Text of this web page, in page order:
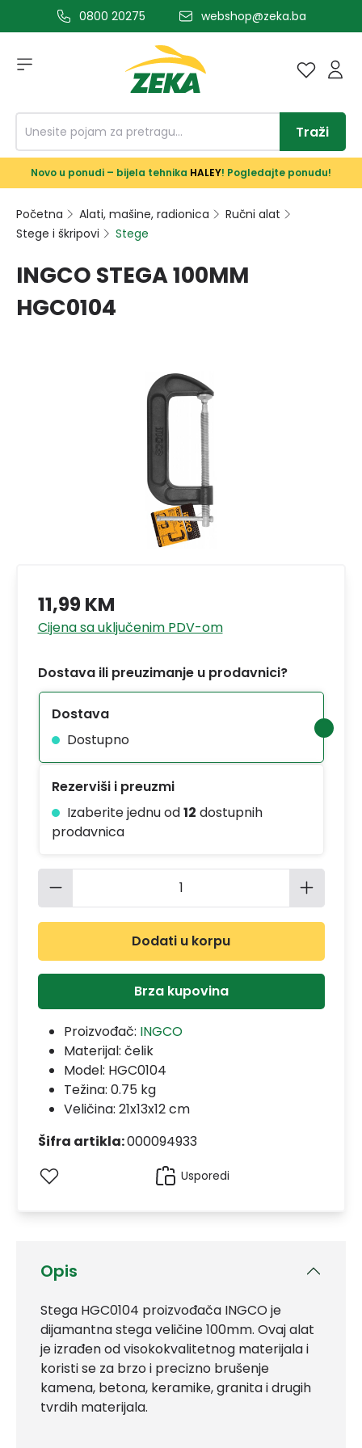
glavni sadržaj0800 20275 webshop@zeka.ba
Traži
Novo u ponudi – bijela tehnika HALEY! Pogledajte ponudu!
Početna Alati, mašine, radionica
Ručni alat
Stege i škripovi
Stege
INGCO STEGA 100MM
HGC0104
Opis
Stega HGC0104 proizvođača INGCO je
dijamantna stega veličine 100mm. Ovaj alat
je izrađen od visokokvalitetnog materijala i
koristi se za brzo i precizno brušenje
kamena, betona, keramike, granita i drugih
tvrdih materijala.
11,99 KM
Cijena sa uključenim PDV-om
Dostava ili preuzimanje u prodavnici?
Dostava
Dostupno
Rezerviši i preuzmi
Izaberite jednu od12 dostupnih
prodavnica
Količina proizvoda: Unesite
Dodati u korpu
Brza kupovina
Proizvođač: INGCO
Materijal: čelik
Model: HGC0104
Težina: 0.75 kg
Veličina: 21x13x12 cm
Šifra artikla:000094933
Usporedi